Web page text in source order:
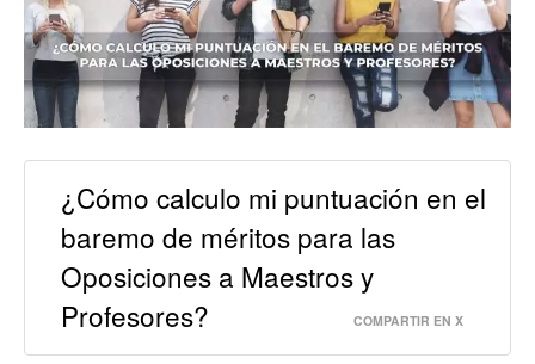
¿Cómo calculo mi puntuación en el
baremo de méritos para las
Oposiciones a Maestros y
Profesores?
COMPARTIR EN X